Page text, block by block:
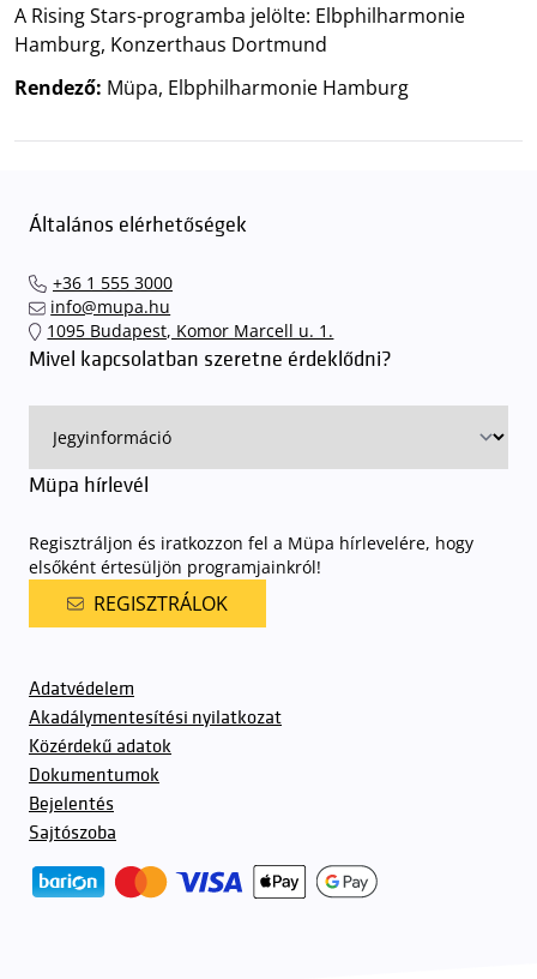
A Rising Stars-programba jelölte: Elbphilharmonie
Hamburg, Konzerthaus Dortmund
Rendező: Müpa, Elbphilharmonie Hamburg
Általános elérhetőségek
+36 1 555 3000
info@mupa.hu
1095 Budapest, Komor Marcell u. 1.
Mivel kapcsolatban szeretne érdeklődni?
Müpa hírlevél
Regisztráljon és iratkozzon fel a Müpa hírlevelére, hogy
elsőként értesüljön programjainkról!
REGISZTRÁLOK
Adatvédelem
Akadálymentesítési nyilatkozat
Közérdekű adatok
Dokumentumok
Bejelentés
Sajtószoba